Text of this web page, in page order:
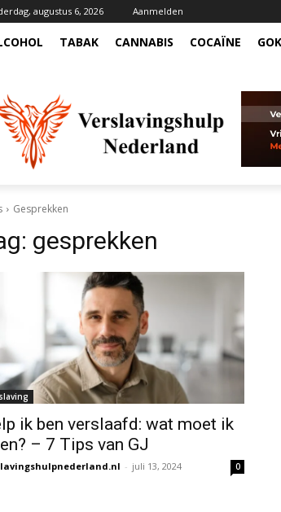
augustus 6, 2026 Aanmelden
TABAK CANNABIS COCAÏNE
Gesprekken
gesprekken
ik ben verslaafd: wat moet ik
– 7 Tips van GJ
- juli 13, 2024 0